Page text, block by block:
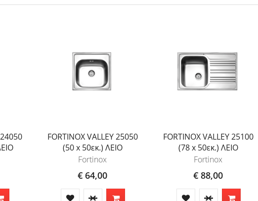
FORTINOX VALLEY 25050
(50 x 50εκ.) ΛΕΙΟ
Fortinox
€ 64,00
FORTINOX VALLEY 25100
(78 x 50εκ.) ΛΕΙΟ
Fortinox
€ 88,00